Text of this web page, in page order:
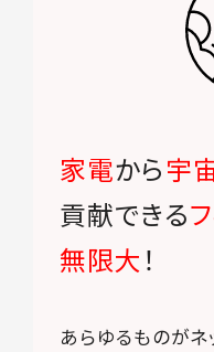
家電から宇
貢献できる
無限大 ！
あらゆるものがネ